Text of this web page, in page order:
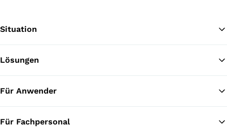
Situation
Lösungen
Für Anwender
Für Fachpersonal